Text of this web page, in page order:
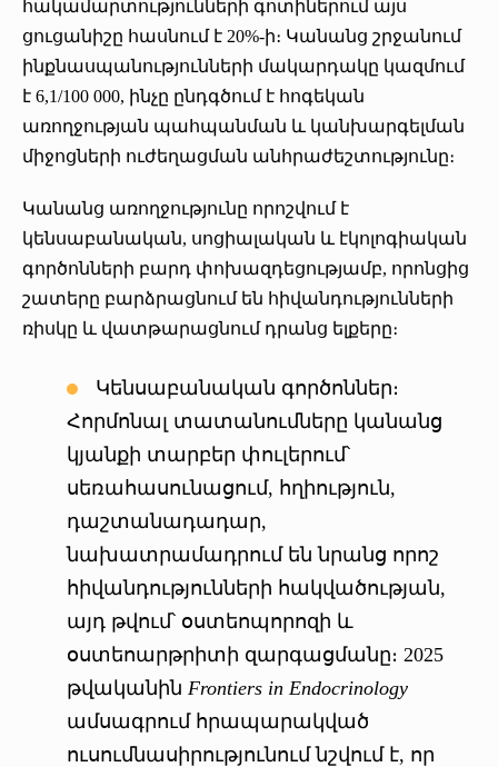
հակամարտությունների գոտիներում այս
ցուցանիշը հասնում է 20%-ի։ Կանանց շրջանում
ինքնասպանությունների մակարդակը կազմում
է 6,1/100 000, ինչը ընդգծում է հոգեկան
առողջության պահպանման և կանխարգելման
միջոցների ուժեղացման անհրաժեշտությունը։
Կանանց առողջությունը որոշվում է
կենսաբանական, սոցիալական և էկոլոգիական
գործոնների բարդ փոխազդեցությամբ, որոնցից
շատերը բարձրացնում են հիվանդությունների
ռիսկը և վատթարացնում դրանց ելքերը։
Կենսաբանական գործոններ։
Հորմոնալ տատանումները կանանց
կյանքի տարբեր փուլերում՝
սեռահասունացում, հղիություն,
դաշտանադադար,
նախատրամադրում են նրանց որոշ
հիվանդությունների հակվածության,
այդ թվում՝ օստեոպորոզի և
օստեոարթրիտի զարգացմանը։ 2025
թվականին Frontiers in Endocrinology
ամսագրում հրապարակված
ուսումնասիրությունում նշվում է, որ